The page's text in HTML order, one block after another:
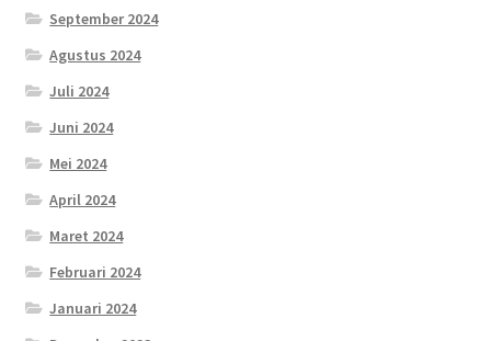
September 2024
Agustus 2024
Juli 2024
Juni 2024
Mei 2024
April 2024
Maret 2024
Februari 2024
Januari 2024